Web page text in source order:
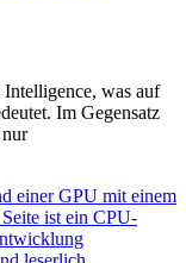
was auf
Im Gegensatz